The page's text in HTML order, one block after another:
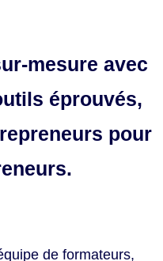
mesure avec
éprouvés,
pour
de formateurs,